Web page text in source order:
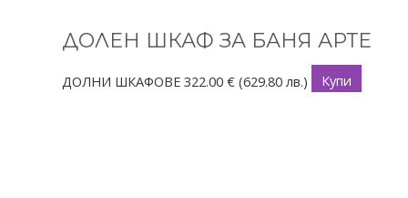
ДОЛЕН ШКАФ ЗА БАНЯ АРТЕ
ДОЛНИ ШКАФОВЕ 322.00 € (629.80 лв.) Купи